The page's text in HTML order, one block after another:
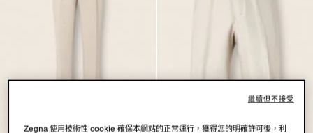
Zegna 使用技術性 cookie 確保本網站的正常運行，獲得您的明確許可後，利
繼續但不接受